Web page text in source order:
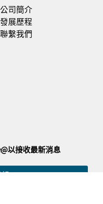
公司簡介
發展歷程
聯繫我們
以接收最新消息